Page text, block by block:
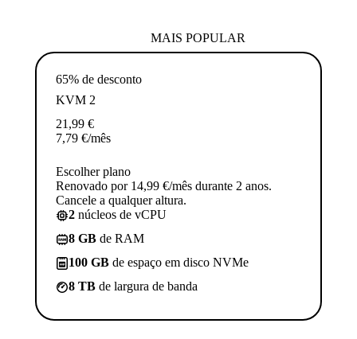
MAIS POPULAR
65% de desconto
KVM 2
21,99 €
7,79 €/mês
Escolher plano
Renovado por 14,99 €/mês durante 2 anos.
Cancele a qualquer altura.
2 núcleos de vCPU
8 GB de RAM
100 GB de espaço em disco NVMe
8 TB de largura de banda